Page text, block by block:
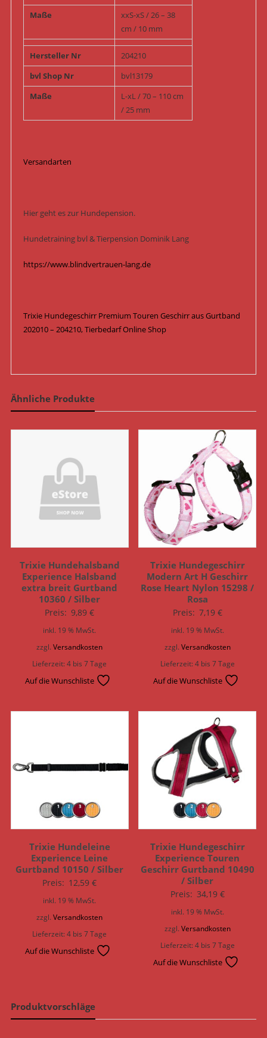
Maße
xxS-xS / 26 – 38
cm / 10 mm
Hersteller Nr
204210
bvl Shop Nr
bvl13179
Maße
L-xL / 70 – 110 cm
/ 25 mm
Versandarten
Hier geht es zur Hundepension.
Hundetraining bvl & Tierpension Dominik Lang
https://www.blindvertrauen-lang.de
Trixie Hundegeschirr Premium Touren Geschirr aus Gurtband
202010 – 204210, Tierbedarf Online Shop
Ähnliche Produkte
Trixie Hundehalsband
Experience Halsband
extra breit Gurtband
10360 / Silber
Preis: 9,89€
inkl. 19 % MwSt.
zzgl.Versandkosten
Lieferzeit:4 bis 7 Tage
Auf die Wunschliste
Trixie Hundegeschirr
Modern Art H Geschirr
Rose Heart Nylon 15298 /
Rosa
Preis: 7,19 €
inkl. 19 % MwSt.
zzgl. Versandkosten
Lieferzeit:4 bis 7 Tage
Auf die Wunschliste
Trixie Hundeleine
Experience Leine
Gurtband 10150 / Silber
Preis: 12,59€
inkl. 19 % MwSt.
zzgl.Versandkosten
Lieferzeit:4 bis 7 Tage
Auf die Wunschliste
Trixie Hundegeschirr
Experience Touren
Geschirr Gurtband 10490
/ Silber
Preis: 34,19 €
inkl. 19 % MwSt.
zzgl. Versandkosten
Lieferzeit:4 bis 7 Tage
Auf die Wunschliste
Produktvorschläge